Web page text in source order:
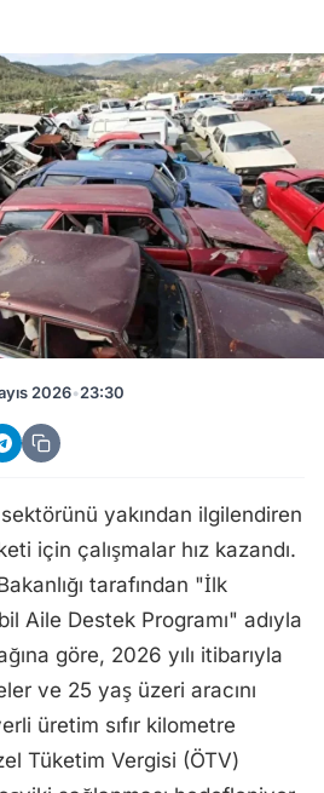
2026'da Geniş Aileleri,
2026•23:30
yakından ilgilendiren
için çalışmalar hız kazandı.
tarafından "İlk
Aile Destek Programı" adıyla
göre, 2026 yılı itibarıyla
ve 25 yaş üzeri aracını
üretim sıfır kilometre
Tüketim Vergisi (ÖTV)